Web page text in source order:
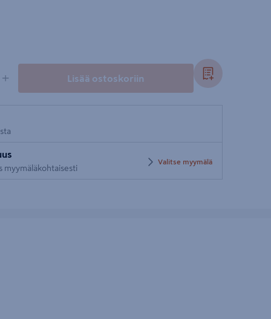
+ Lisää ostoskoriin
myymäläkohtaisesti
Valitse myymälä